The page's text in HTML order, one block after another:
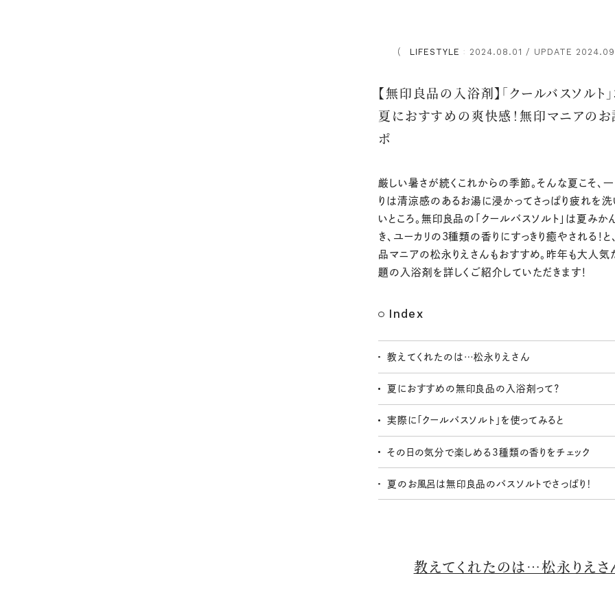
LIFESTYLE ： 2024.08.01 / UPDATE
【無印良品の入浴剤】「クールバスソルト
夏におすすめの爽快感！無印マニアのお
ポ
厳しい暑さが続くこれからの季節。そんな夏こそ、
りは清涼感のあるお湯に浸かってさっぱり疲れを洗
いところ。無印良品の「クールバスソルト」は夏みか
き、ユーカリの3種類の香りにすっきり癒やされる！と
品マニアの松永りえさんもおすすめ。昨年も大人気
題の入浴剤を詳しくご紹介していただきます！
Index
教えてくれたのは…松永りえさん
夏におすすめの無印良品の入浴剤って？
実際に「クールバスソルト」を使ってみると
その日の気分で楽しめる3種類の香りをチェック
夏のお風呂は無印良品のバスソルトでさっぱり！
教えてくれたのは…松永りえさ